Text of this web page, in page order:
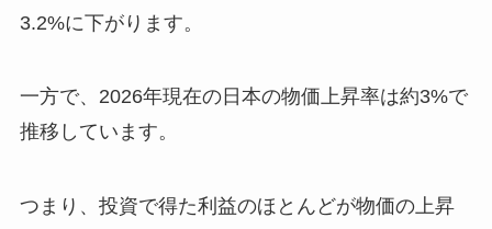
3.2%に下がります。
一方で、2026年現在の日本の物価上昇率は約3%で
推移しています。
つまり、投資で得た利益のほとんどが物価の上昇